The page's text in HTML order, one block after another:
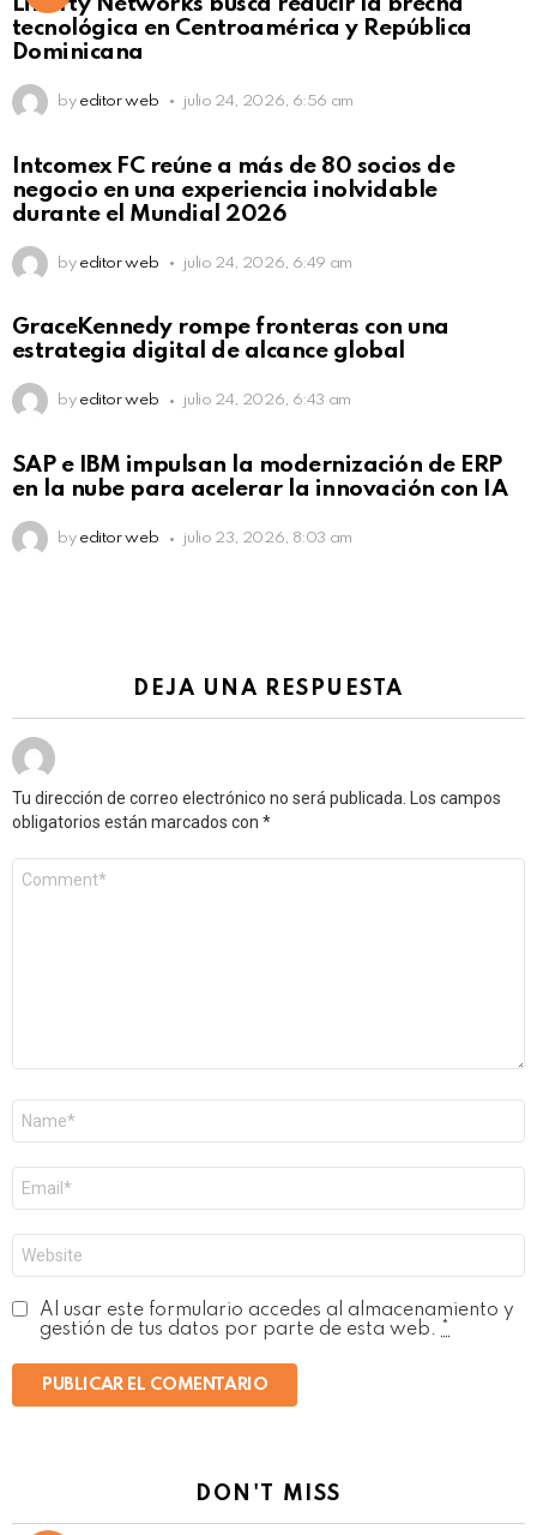
tecnológica en Centroamérica y República
Dominicana
by editor web julio 24, 2026, 6:56 am
Intcomex FC reúne a más de 80 socios de
negocio en una experiencia inolvidable
durante el Mundial 2026
by editor web julio 24, 2026, 6:49 am
GraceKennedy rompe fronteras con una
estrategia digital de alcance global
by editor web julio 24, 2026, 6:43 am
Click to view this post
SAP e IBM impulsan la modernización de ERP
en la nube para acelerar la innovación con IA
by editor web julio 23, 2026, 8:03 am
DEJA UNA RESPUESTA
Tu dirección de correo electrónico no será publicada.
Los campos
obligatorios están marcados con *
electrónico
*
Al usar este formulario accedes al almacenamiento y
gestión de tus datos por parte de esta web.
DON'T MISS